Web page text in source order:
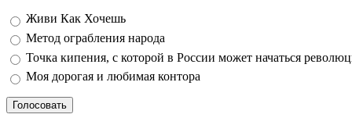
Варианты
Живи Как Хочешь
Метод ограбления народа
Точка кипения, с которой в России может начаться
Моя дорогая и любимая контора